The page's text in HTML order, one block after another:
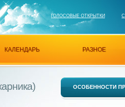
ГОЛОСОВЫЕ ОТКРЫТКИ
КАЛЕНДАРЬ РАЗНОЕ
ОСОБЕННОСТИ